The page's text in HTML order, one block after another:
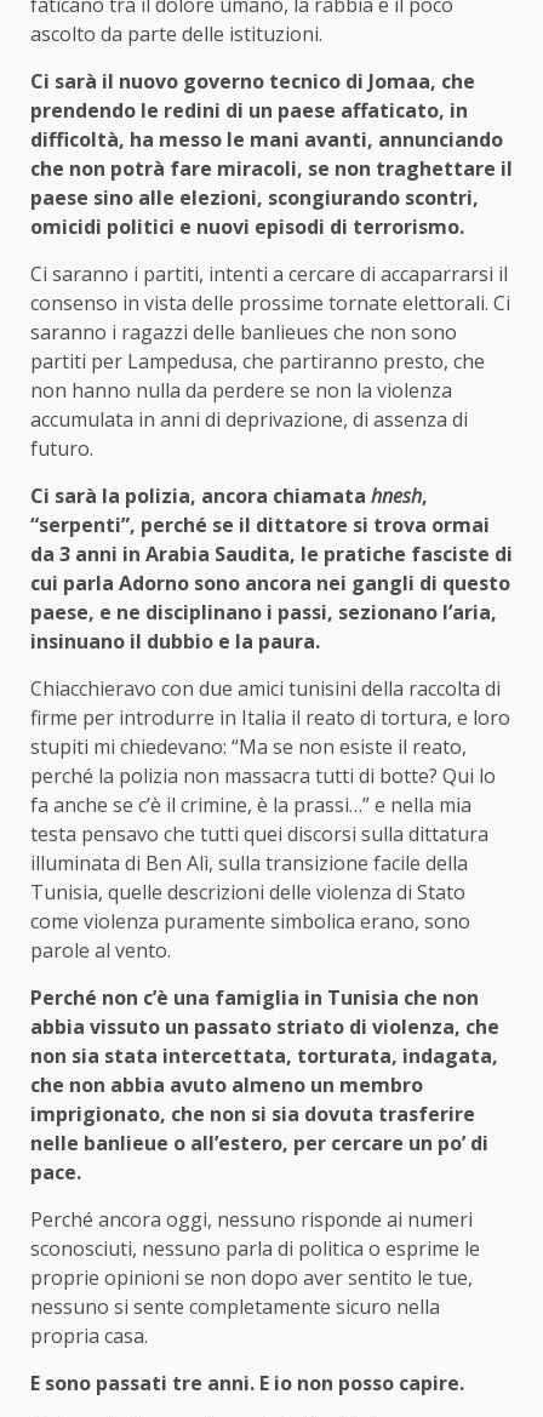
ascolto da parte delle istituzioni.
Ci sarà il nuovo governo tecnico di Jomaa, che
prendendo le redini di un paese affaticato, in
difficoltà, ha messo le mani avanti, annunciando
che non potrà fare miracoli, se non traghettare il
paese sino alle elezioni, scongiurando scontri,
omicidi politici e nuovi episodi di terrorismo.
Ci saranno i partiti, intenti a cercare di accaparrarsi il
consenso in vista delle prossime tornate elettorali. Ci
saranno i ragazzi delle banlieues che non sono
partiti per Lampedusa, che partiranno presto, che
non hanno nulla da perdere se non la violenza
accumulata in anni di deprivazione, di assenza di
futuro.
Ci sarà la polizia, ancora chiamata hnesh,
“serpenti”, perché se il dittatore si trova ormai
da 3 anni in Arabia Saudita, le pratiche fasciste di
cui parla Adorno sono ancora nei gangli di questo
paese, e ne disciplinano i passi, sezionano l’aria,
insinuano il dubbio e la paura.
Chiacchieravo con due amici tunisini della raccolta di
firme per introdurre in Italia il reato di tortura, e loro
stupiti mi chiedevano: “Ma se non esiste il reato,
perché la polizia non massacra tutti di botte? Qui lo
fa anche se c’è il crimine, è la prassi…” e nella mia
testa pensavo che tutti quei discorsi sulla dittatura
illuminata di Ben Alì, sulla transizione facile della
Tunisia, quelle descrizioni delle violenza di Stato
come violenza puramente simbolica erano, sono
parole al vento.
Perché non c’è una famiglia in Tunisia che non
abbia vissuto un passato striato di violenza, che
non sia stata intercettata, torturata, indagata,
che non abbia avuto almeno un membro
imprigionato, che non si sia dovuta trasferire
nelle banlieue o all’estero, per cercare un po’ di
pace.
Perché ancora oggi, nessuno risponde ai numeri
sconosciuti, nessuno parla di politica o esprime le
proprie opinioni se non dopo aver sentito le tue,
nessuno si sente completamente sicuro nella
propria casa.
E sono passati tre anni. E io non posso capire.